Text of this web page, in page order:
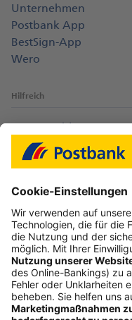
Unternehmen
Postbank App
BestSign-App
Wero
Hilfreich
Login-Probleme
Karte sperren
Kontakt
myBHW
Interessant
Freundschaftswerbung
Schufa-Auskunft
Soziales Engagement
Nachhaltigkeit